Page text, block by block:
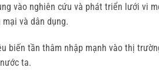
vào nghiên cứu và phát triển lưới vi
và dân dụng.
biến tần thâm nhập mạnh vào thị
ta.